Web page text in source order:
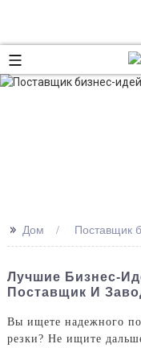
>> Дом Поставщик
Лучшие Бизнес-
Поставщик И
Вы ищете надежного
резки? Не ищите